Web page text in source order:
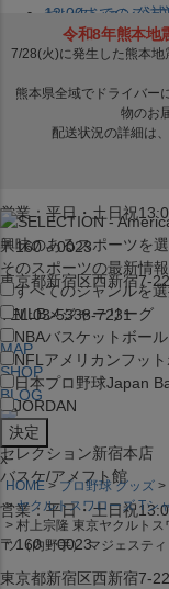
セレクション公
営業：平日・土日祝
〒160－0023
東京都新宿区西新宿7-
TEL:03-5338-7231
MAP
SHOP
BLOG
セレクション新宿本店
バスケ/アメフト館
営業：平日・土日祝
〒160－0023
東京都新宿区西新宿7-
12:00までのご注
在庫品は 1-3営業
興味のあるスポーツを
そのスポーツの最新情
すべてのジャンルを
MLBメジャーリーグ
NBAバスケットボール
NFL アメリカンフッ
日本プロ野球Japan
JORDAN
x
HOME プロ野球 グッズ
ヤクルトスワローズ Tシ
村上宗隆 東京ヤクルト
ツ（内野手） マジェステ